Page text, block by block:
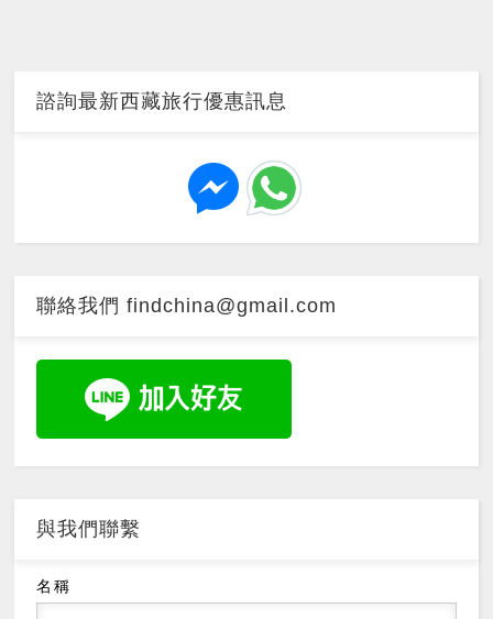
諮詢最新西藏旅行優惠訊息
聯絡我們 findchina@gmail.com
與我們聯繫
名稱